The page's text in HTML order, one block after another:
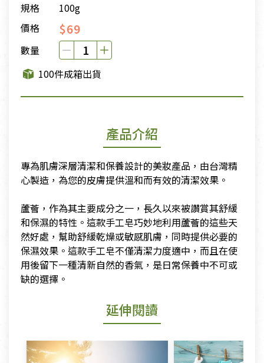
規格
100g
價格
$69
數量
100件成箱出貨
產品介紹
專為肌膚深層清潔和保養設計的美妝產品，由台灣精
心製造，為您的皮膚提供溫和而有效的清潔效果。
​蘆薈，作為其主要成分之一，長久以來被讚賞其舒緩
和保濕的特性。這款手工皂巧妙地利用蘆薈的這些天
然好處，幫助舒緩乾燥或敏感肌膚，同時提供必要的
保濕效果。這款手工皂不僅清潔力度適中，而且在使
用後留下一種清新自然的香氣，是日常保養中不可或
缺的選擇。
延伸閱讀